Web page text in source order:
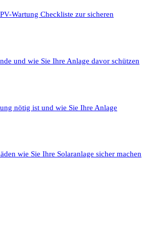
Wartung Checkliste zur sicheren
und wie Sie Ihre Anlage davor schützen
nötig ist und wie Sie Ihre Anlage
wie Sie Ihre Solaranlage sicher machen